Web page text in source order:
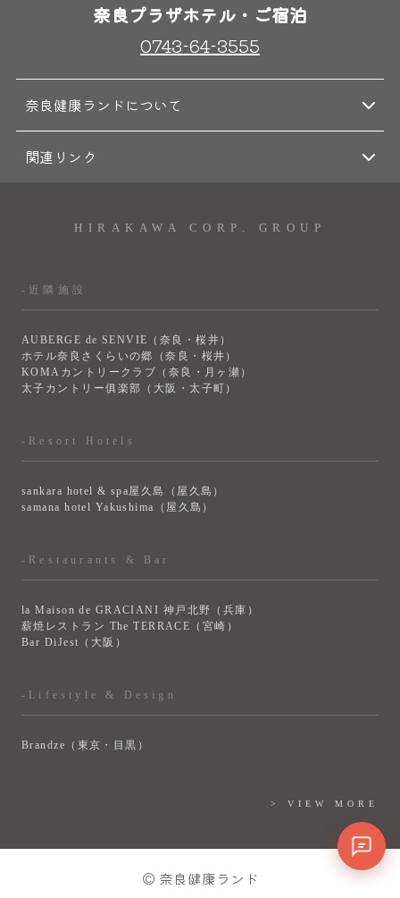
奈良プラザホテル・ご宿泊
0743-64-3555
奈良健康ランドについて
関連リンク
HIRAKAWA CORP. GROUP
-近隣施設
AUBERGE de SENVIE（奈良・桜井）
ホテル奈良さくらいの郷（奈良・桜井）
KOMAカントリークラブ（奈良・月ヶ瀬）
太子カントリー俱楽部（大阪・太子町）
-Resort Hotels
sankara hotel & spa屋久島（屋久島）
samana hotel Yakushima（屋久島）
-Restaurants & Bar
la Maison de GRACIANI 神戸北野（兵庫）
薪焼レストラン The TERRACE（宮崎）
Bar DiJest（大阪）
-Lifestyle & Design
Brandze（東京・目黒）
> VIEW MORE
© 奈良健康ランド